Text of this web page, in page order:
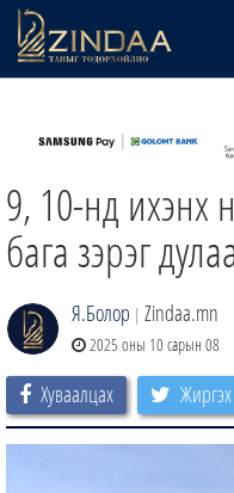
ТВ8
ӨГЛӨӨНИЙ СОНИН
АУДИО ЗОХИОЛ
ЗИНДАА СЭТГҮҮЛ
9, 10-нд ихэнх
бага зэрэг
Я.Болор | Zindaa.mn
2025 оны 10 сарын 08
Хуваалцах Жиргэх